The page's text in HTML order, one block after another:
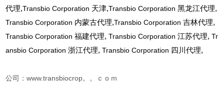
代理,Transbio Corporation 天津,Transbio Corporation黑龙江代理,
Transbio Corporation 内蒙古代理,Transbio Corporation吉林代理,
Transbio Corporation福建代理,Transbio Corporation江苏代理,Tr
ansbio Corporation浙江代理,Transbio Corporation 四川代理,
公司：www.transbiocrop。。ｃｏｍ